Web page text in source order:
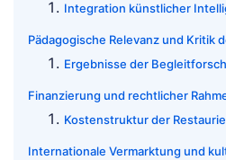
Integration künstlicher
Pädagogische Relevanz und Kritik
Ergebnisse der
Finanzierung und rechtlicher
Kostenstruktur der
Internationale Vermarktung und